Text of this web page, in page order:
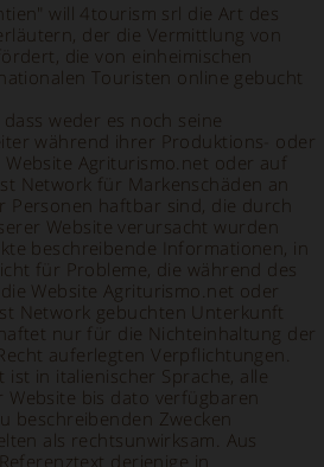
will 4tourism srl die Art des
der die Vermittlung von
die von einheimischen
Touristen online gebucht
weder es noch seine
während ihrer Produktions- oder
Agriturismo.net oder auf
Network für Markenschäden an
Personen haftbar sind, die durch
Website verursacht wurden
beschreibende Informationen, in
für Probleme, die während des
Website Agriturismo.net oder
Network gebuchten Unterkunft
nur für die Nichteinhaltung der
auferlegten Verpflichtungen.
in italienischer Sprache, alle
bis dato verfügbaren
beschreibenden Zwecken
als rechtsunwirksam. Aus
derjenige in